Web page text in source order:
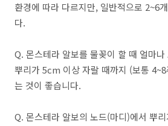
환경에 따라 다르지만, 일반적으로 2~6
다.
Q. 몬스테라 알보를 물꽂이 할 때 얼마
뿌리가 5cm 이상 자랄 때까지 (보통
는 것이 좋습니다.
Q. 몬스테라 알보의 노드(마디)에서 뿌